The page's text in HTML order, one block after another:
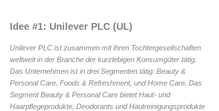
Idee #1: Unilever PLC (UL)
Unilever PLC ist zusammen mit ihren Tochtergesellschaften
weltweit in der Branche der kurzlebigen Konsumgüter tätig.
Das Unternehmen ist in drei Segmenten tätig: Beauty &
Personal Care, Foods & Refreshment, und Home Care. Das
Segment Beauty & Personal Care bietet Haut- und
Haarpflegeprodukte, Deodorants und Hautreinigungsprodukte